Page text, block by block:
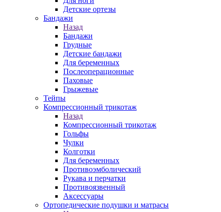
Детские ортезы
Бандажи
Назад
Бандажи
Грудные
Детские бандажи
Для беременных
Послеоперационные
Паховые
Грыжевые
Тейпы
Компрессионный трикотаж
Назад
Компрессионный трикотаж
Гольфы
Чулки
Колготки
Для беременных
Противоэмболический
Рукава и перчатки
Противоязвенный
Аксессуары
Ортопедические подушки и матрасы